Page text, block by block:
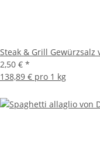
Steak & Grill Gewürzsalz
2,50 € *
138,89 € pro 1 kg